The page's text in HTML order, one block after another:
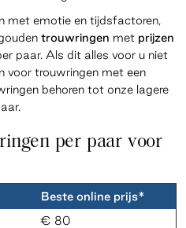
met emotie en tijdsfactoren,
trouwringen met prijzen
paar. Als dit alles voor u niet
voor trouwringen met een
behoren tot onze lagere
per paar voor
Beste online prijs*
€ 80